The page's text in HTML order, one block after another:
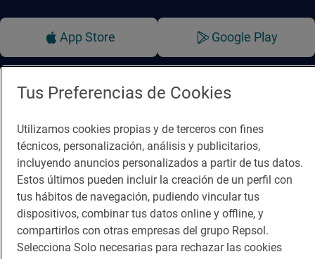
App Store Google Play
Viajar
Dormir
Sala de prensa
Canal de ética
Política de privacidad Política de cookies Nota legal
Tus Preferencias de Cookies
Utilizamos cookies propias y de terceros con fines
técnicos, personalización, análisis y publicitarios,
incluyendo anuncios personalizados a partir de tus datos.
Estos últimos pueden incluir la creación de un perfil con
tus hábitos de navegación, pudiendo vincular tus
dispositivos, combinar tus datos online y offline, y
compartirlos con otras empresas del grupo Repsol.
Selecciona Solo necesarias para rechazar las cookies